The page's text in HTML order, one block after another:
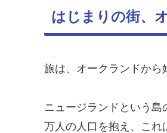
はじまりの街、
旅は、オークランドから
ニュージランドという
万人の人口を抱え、これ